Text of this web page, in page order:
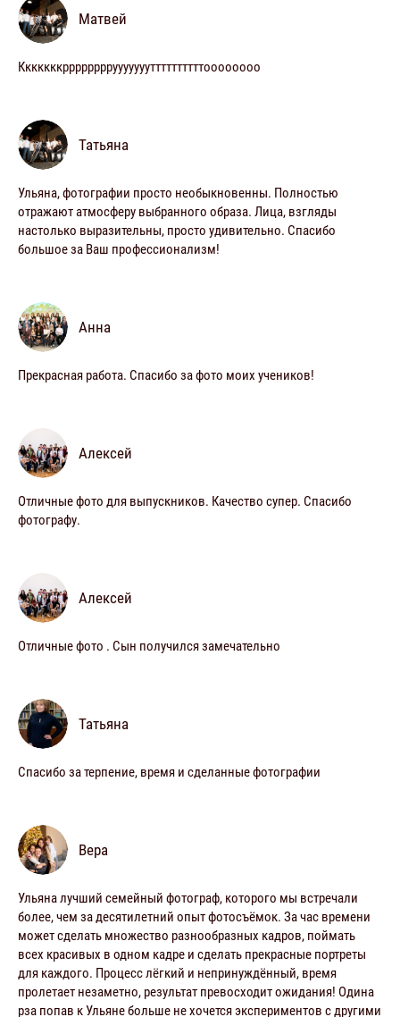
Матвей
Кккккккрррррррруууууууттттттттттоооооооо
Татьяна
Ульяна, фотографии просто необыкновенны. Полностью
отражают атмосферу выбранного образа. Лица, взгляды
настолько выразительны, просто удивительно. Спасибо
большое за Ваш профессионализм!
Анна
Прекрасная работа. Спасибо за фото моих учеников!
Алексей
Отличные фото для выпускников. Качество супер. Спасибо
фотографу.
Алексей
Отличные фото . Сын получился замечательно
Татьяна
Спасибо за терпение, время и сделанные фотографии
Вера
Ульяна лучший семейный фотограф, которого мы встречали
более, чем за десятилетний опыт фотосъёмок. За час времени
может сделать множество разнообразных кадров, поймать
всех красивых в одном кадре и сделать прекрасные портреты
для каждого. Процесс лёгкий и непринуждённый, время
пролетает незаметно, результат превосходит ожидания! Одина
рза попав к Ульяне больше не хочется экспериментов с другими